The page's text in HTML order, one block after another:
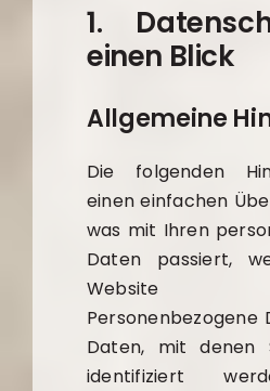
AGBs
1.
einen Blick
Allgemeine
Die folgenden
einen einfachen
was mit Ihren
Daten passiert,
Website
Personenbezogene
Daten, mit denen
identifiziert